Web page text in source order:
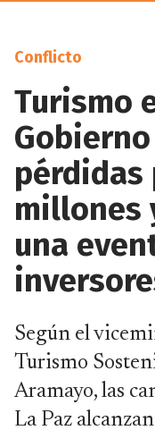
Conflicto
Turismo
pérdidas
millones
una
Según el
Turismo
Aramayo, las
La Paz